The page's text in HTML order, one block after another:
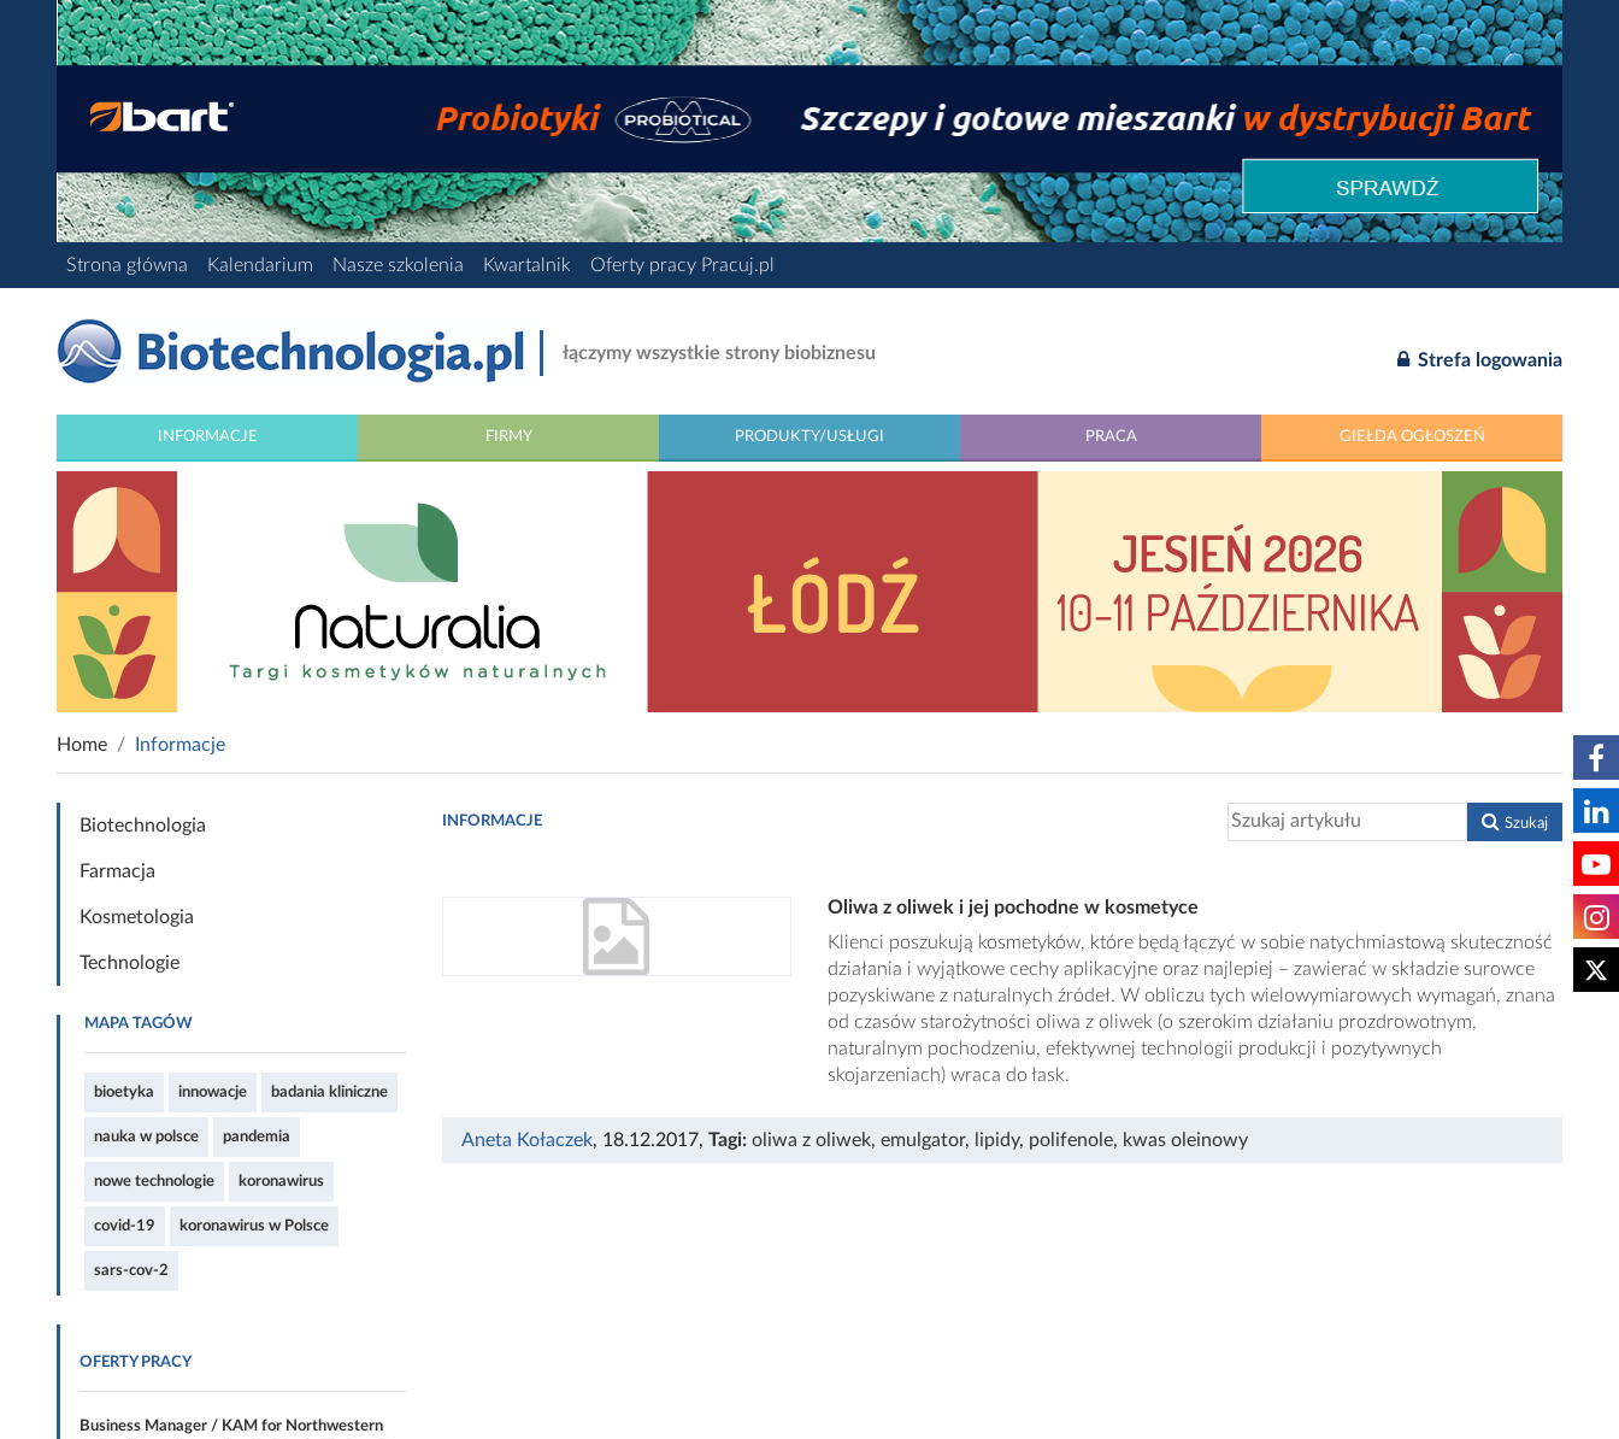
Strona główna Kalendarium Nasze szkolenia Kwartalnik Oferty pracy Pracuj.pl
łączymy wszystkie strony biobiznesu Strefa logowania
INFORMACJE FIRMY PRODUKTY/USŁUGI PRACA GIEŁDA OGŁOSZEŃ
Home Informacje
Biotechnologia
Farmacja
Kosmetologia
Technologie
MAPA TAGÓW
bioetyka innowacje badania kliniczne
nauka w polsce pandemia
nowe technologie koronawirus
covid-19 koronawirus w Polsce
sars-cov-2
OFERTY PRACY
Business Manager / KAM for Northwestern
INFORMACJE Szukaj
Oliwa z oliwek i jej pochodne w kosmetyce
Klienci poszukują kosmetyków, które będą łączyć w sobie natychmiastową skuteczność
działania i wyjątkowe cechy aplikacyjne oraz najlepiej – zawierać w składzie surowce
pozyskiwane z naturalnych źródeł. W obliczu tych wielowymiarowych wymagań, znana
od czasów starożytności oliwa z oliwek (o szerokim działaniu prozdrowotnym,
naturalnym pochodzeniu, efektywnej technologii produkcji i pozytywnych
skojarzeniach) wraca do łask.
Aneta Kołaczek, 18.12.2017, Tagi: oliwa z oliwek, emulgator, lipidy, polifenole, kwas oleinowy